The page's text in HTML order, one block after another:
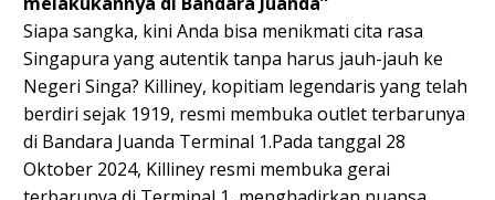
Siapa sangka, kini Anda bisa menikmati cita rasa
Singapura yang autentik tanpa harus jauh-jauh ke
Negeri Singa? Killiney, kopitiam legendaris yang telah
berdiri sejak 1919, resmi membuka outlet terbarunya
di Bandara Juanda Terminal 1.Pada tanggal 28
Oktober 2024, Killiney resmi membuka gerai